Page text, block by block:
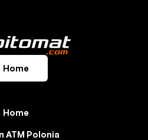
Home
Home
ATM Polonia